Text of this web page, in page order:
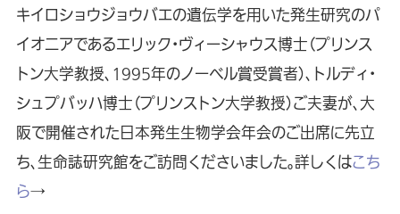
キイロショウジョウバエの遺伝学を用いた発生研究のパ
イオニアであるエリック・ヴィーシャウス博士（プリンス
トン大学教授、1995年のノーベル賞受賞者）、トルディ・
シュプバッハ博士（プリンストン大学教授）ご夫妻が、大
阪で開催された日本発生生物学会年会のご出席に先立
ち、生命誌研究館をご訪問くださいました。詳しくはこち
ら→